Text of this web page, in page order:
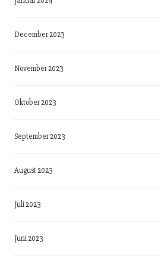
December 2023
November 2023
Oktober 2023
September 2023
August 2023
Juli 2023
Juni 2023